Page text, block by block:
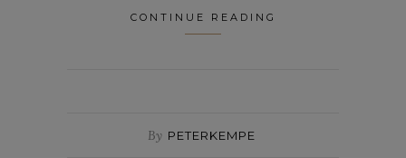
CONTINUE READING
By PETERKEMPE